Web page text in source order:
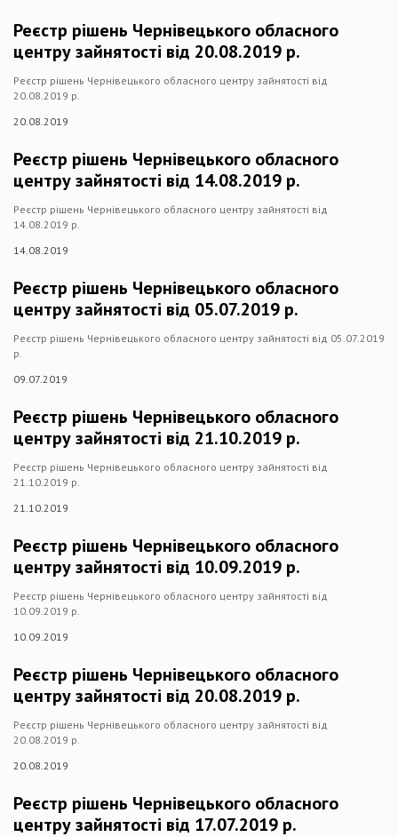
Реєстр рішень Чернівецького обласного
центру зайнятості від 20.08.2019 р.
Реєстр рішень Чернівецького обласного центру зайнятості від
20.08.2019 р.
20.08.2019
Реєстр рішень Чернівецького обласного
центру зайнятості від 14.08.2019 р.
Реєстр рішень Чернівецького обласного центру зайнятості від
14.08.2019 р.
14.08.2019
Реєстр рішень Чернівецького обласного
центру зайнятості від 05.07.2019 р.
Реєстр рішень Чернівецького обласного центру зайнятості від 05.07.2019
р.
09.07.2019
Реєстр рішень Чернівецького обласного
центру зайнятості від 21.10.2019 р.
Реєстр рішень Чернівецького обласного центру зайнятості від
21.10.2019 р.
21.10.2019
Реєстр рішень Чернівецького обласного
центру зайнятості від 10.09.2019 р.
Реєстр рішень Чернівецького обласного центру зайнятості від
10.09.2019 р.
10.09.2019
Реєстр рішень Чернівецького обласного
центру зайнятості від 20.08.2019 р.
Реєстр рішень Чернівецького обласного центру зайнятості від
20.08.2019 р.
20.08.2019
Реєстр рішень Чернівецького обласного
центру зайнятості від 17.07.2019 р.